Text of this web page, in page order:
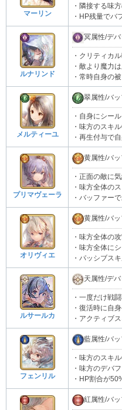
マーリン
・隣接する味
・HP残量でバ
ルナリンド
冥属性/デ
・クリティカ
・敵より魔力
・常時自身の
メルティーユ
翠属性/バッ
・自身にシー
・味方のスキ
・再生付与で
プリマヴェーラ
黄属性/バッ
・正面の敵に
・味方全体の
・バッファー
オリヴィエ
黄属性/バッ
・味方全体の
・味方全体に
・パッシブス
ルサールカ
天属性/デ
・一度だけ戦
・復活時に自
・アクティブ
フェンリル
藍属性/バッ
・味方のスキ
・味方のデバ
・HP割合が
紅属性/バッ